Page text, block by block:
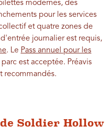
modernes, des
pour les services
et quatre zones de
journalier est requis,
. Le Pass annuel pour les
est acceptée. Préavis
recommandés.
Soldier Hollow